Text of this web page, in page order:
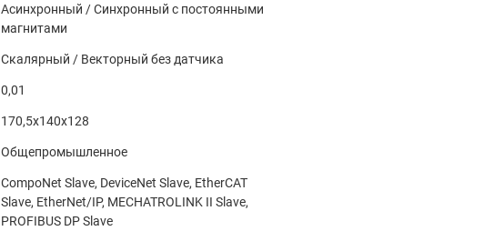
Асинхронный / Синхронный с постоянными
магнитами
Скалярный / Векторный без датчика
0,01
170,5x140x128
Общепромышленное
CompoNet Slave, DeviceNet Slave, EtherCAT
Slave, EtherNet/IP, MECHATROLINK II Slave,
PROFIBUS DP Slave